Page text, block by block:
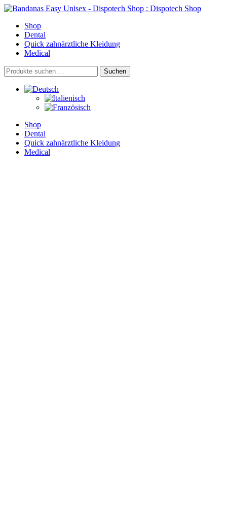
Skip
contentShop
Dental
Quick zahnärztliche Kleidung
Medical
Suchen
nach:
Suchen
Shop
Dental
Quick zahnärztliche Kleidung
Medical